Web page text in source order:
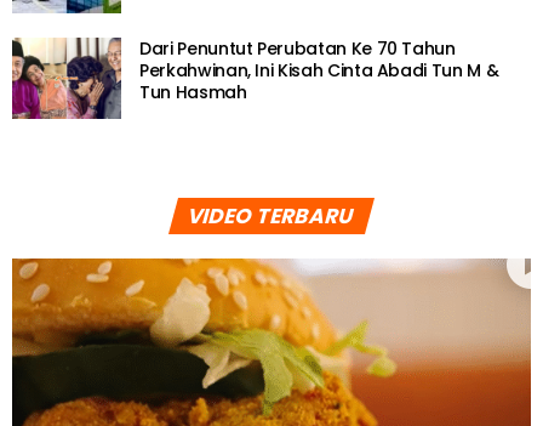
Dari Penuntut Perubatan Ke 70 Tahun
Perkahwinan, Ini Kisah Cinta Abadi Tun M &
Tun Hasmah
VIDEO TERBARU